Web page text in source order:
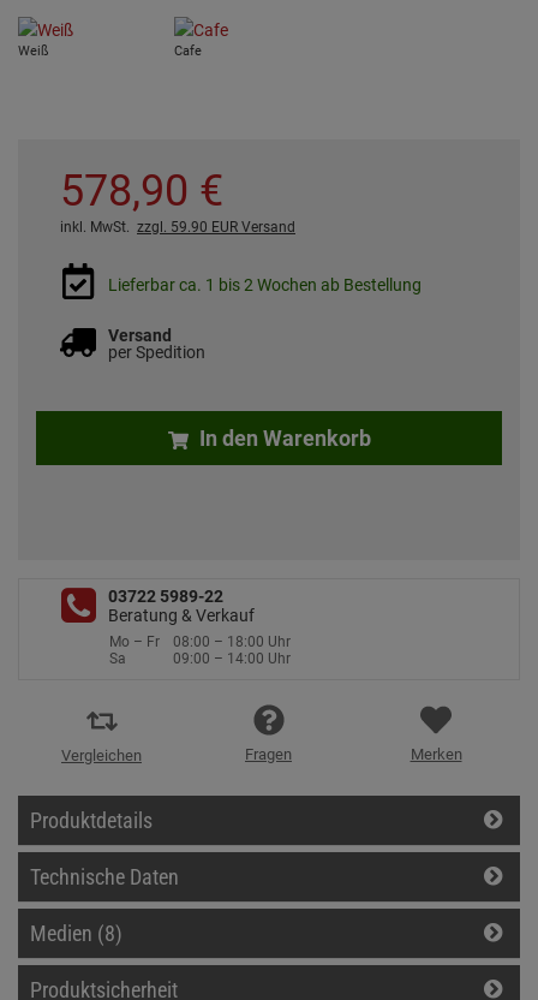
Weiß Cafe
578,90 €
inkl. MwSt. zzgl. 59.90 EUR Versand
Lieferbar ca. 1 bis 2 Wochen ab Bestellung
Versand
per Spedition
In den Warenkorb
03722 5989-22
Beratung & Verkauf
Mo – Fr
08:00 – 18:00 Uhr
Sa
09:00 – 14:00 Uhr
Vergleichen Fragen Merken
Produktdetails
Technische Daten
Medien (8)
Produktsicherheit